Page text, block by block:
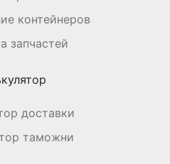
контейнеров
запчастей
доставки
таможни